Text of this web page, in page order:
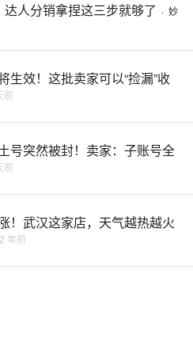
人分销拿捏这三步就够了 · 妙
生效！这批卖家可以“捡漏”收
前
号突然被封！卖家：子账号全
前
！武汉这家店，天气越热越火
2 年前